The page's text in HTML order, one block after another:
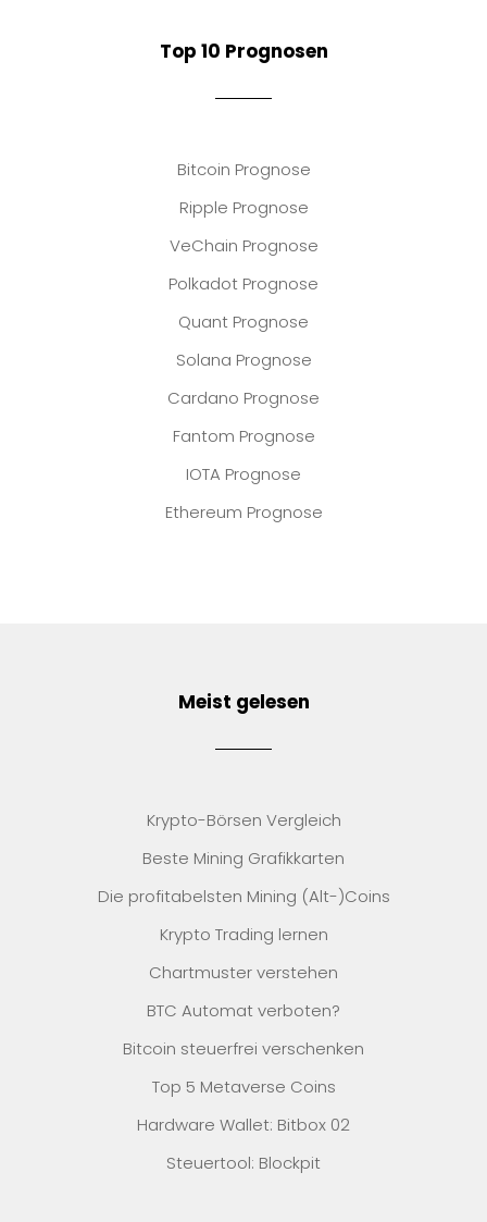
Top 10 Prognosen
Bitcoin Prognose
Ripple Prognose
VeChain Prognose
Polkadot Prognose
Quant Prognose
Solana Prognose
Cardano Prognose
Fantom Prognose
IOTA Prognose
Ethereum Prognose
Meist gelesen
Krypto-Börsen Vergleich
Beste Mining Grafikkarten
Die profitabelsten Mining (Alt-)Coins
Krypto Trading lernen
Chartmuster verstehen
BTC Automat verboten?
Bitcoin steuerfrei verschenken
Top 5 Metaverse Coins
Hardware Wallet: Bitbox 02
Steuertool: Blockpit